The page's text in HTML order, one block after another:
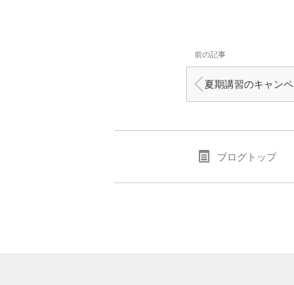
前の記事
夏期講習のキャンペーンは5名ご連絡いただきました
ブログトップ